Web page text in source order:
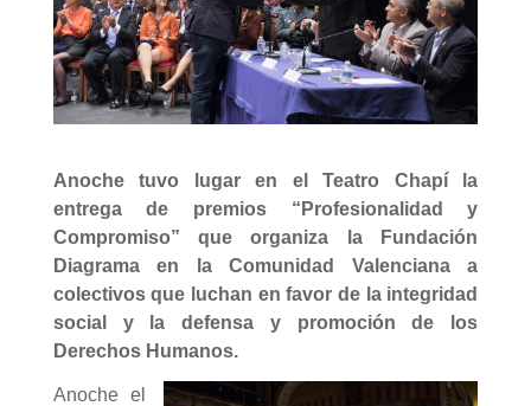
Anoche tuvo lugar en el Teatro Chapí la
entrega de premios “Profesionalidad y
Compromiso” que organiza la Fundación
Diagrama en la Comunidad Valenciana a
colectivos que luchan en favor de la integridad
social y la defensa y promoción de los
Derechos Humanos.
Anoche el